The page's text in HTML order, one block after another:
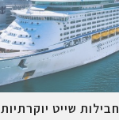
חבילות שייט יוקרתיות